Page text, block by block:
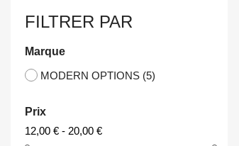
FILTRER PAR
Marque
MODERN OPTIONS (5)
Prix
12,00 € - 20,00 €